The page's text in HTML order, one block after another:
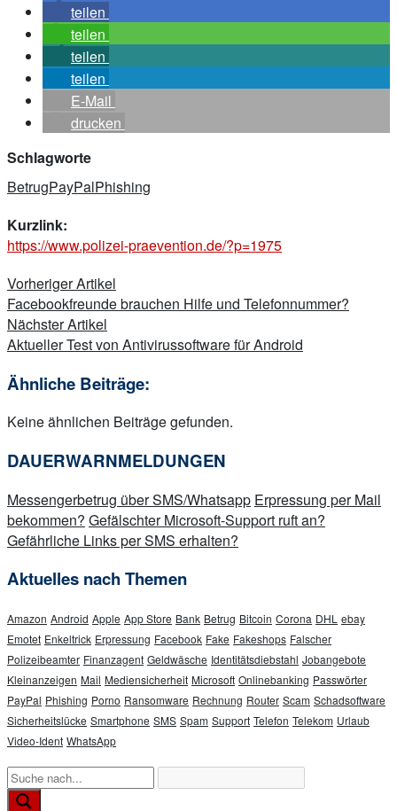
teilen
teilen
teilen
teilen
E-Mail
drucken
Schlagworte
BetrugPayPalPhishing
Kurzlink:
https://www.polizei-praevention.de/?p=1975
Beitragsnavigation
Vorheriger Artikel
Facebookfreunde brauchen Hilfe und Telefonnummer?
Nächster Artikel
Aktueller Test von Antivirussoftware für Android
Ähnliche Beiträge:
Keine ähnlichen Beiträge gefunden.
DAUERWARNMELDUNGEN
Messengerbetrug über SMS/Whatsapp Erpressung per Mail
bekommen? Gefälschter Microsoft-Support ruft an?
Gefährliche Links per SMS erhalten?
Aktuelles nach Themen
Amazon Android Apple App Store Bank Betrug Bitcoin Corona DHL ebay
Emotet Enkeltrick Erpressung Facebook Fake Fakeshops Falscher
Polizeibeamter Finanzagent Geldwäsche Identitätsdiebstahl Jobangebote
Kleinanzeigen Mail Mediensicherheit Microsoft Onlinebanking Passwörter
PayPal Phishing Porno Ransomware Rechnung Router Scam Schadsoftware
Sicherheitslücke Smartphone SMS Spam Support Telefon Telekom Urlaub
Video-Ident WhatsApp